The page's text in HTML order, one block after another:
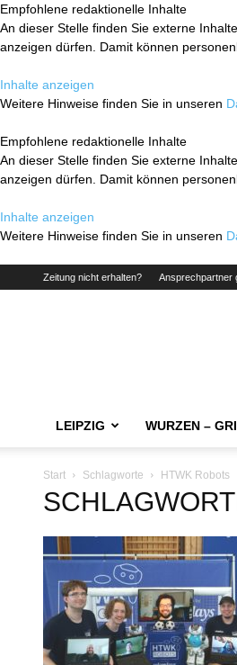
Empfohlene redaktionelle Inhalte
An dieser Stelle finden Sie externe
anzeigen dürfen. Damit können
Inhalte anzeigen
Weitere Hinweise finden Sie in unseren
Empfohlene redaktionelle Inhalte
An dieser Stelle finden Sie externe
anzeigen dürfen. Damit können
Inhalte anzeigen
Weitere Hinweise finden Sie in unseren
Zeitung nicht erhalten? Ansprechpartner
LEIPZIG WURZEN –
Start Schlagworte HTWK Robots